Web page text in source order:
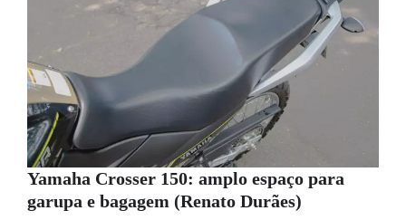
Yamaha Crosser 150: amplo espaço para
garupa e bagagem (Renato Durães)